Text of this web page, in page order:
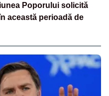
Poporului solicită
această perioadă de